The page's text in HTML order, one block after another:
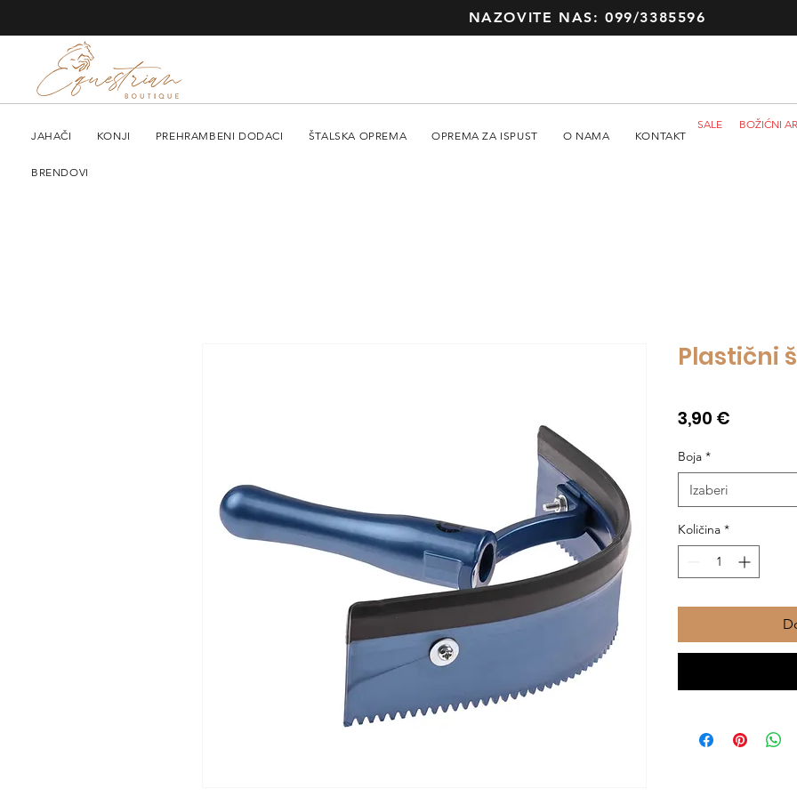
NAZOVITE NAS: 099/3385596
JAHAČI KONJI PREHRAMBENI DODACI ŠTALSKA OPREMA OPREMA ZA ISPUST O NAMA KONTAKT
BRENDOVI
SALE BOŽIĆNI
Plastični
3,90 €
Boja *
Izaberi
Količina *